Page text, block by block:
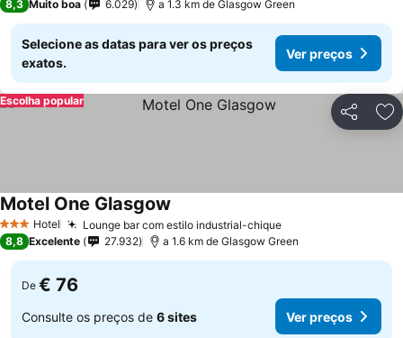
8,3 Muito boa 6.029 a 1.3 km de Glasgow Green
Selecione as datas para ver os preços
exatos.
Ver preços
Partilhar
Escolha popular
3 EstrelasHotel Lounge bar com estilo industrial-chique
Motel One Glasgow
8,8 Excelente 27.932 a 1.6 km de Glasgow Green
De € 76
Consulte os preços de 6 sites Ver preços